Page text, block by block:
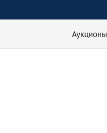
Аукционы